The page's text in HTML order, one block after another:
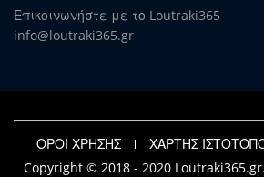
Επικοινωνήστε με το Loutraki365
info@loutraki365.gr
ΟΡΟΙ ΧΡΗΣΗΣ
ΧΑΡΤΗΣ
Copyright © 2018 - 2020